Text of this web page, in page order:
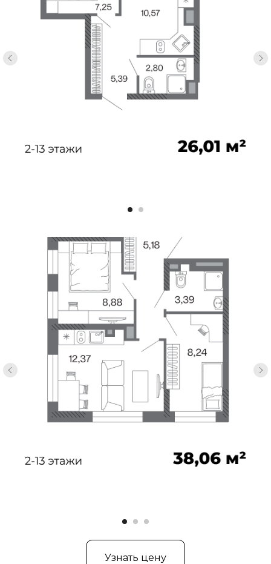
Узнать цену